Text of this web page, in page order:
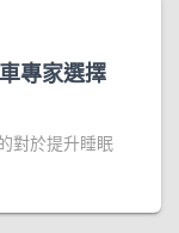
專家選擇
對於提升睡眠